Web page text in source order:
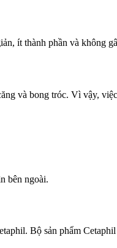
ít thành phần và không
và bong tróc. Vì vậy,
bên ngoài.
Bộ sản phẩm